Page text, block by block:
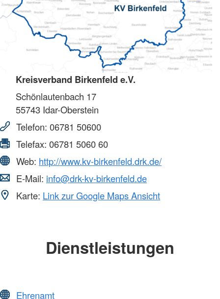
Kreisverband Birkenfeld e.V.
Schönlautenbach 17
55743 Idar-Oberstein
Telefon: 06781 50600
Telefax: 06781 5060 60
Web: http://www.kv-birkenfeld.drk.de/
E-Mail: info@drk-kv-birkenfeld.de
Karte: Link zur Google Maps Ansicht
Dienstleistungen
Ehrenamt